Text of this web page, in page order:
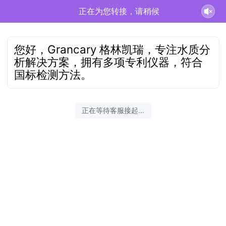
正在为您转接，请稍候
您好，Grancary 格林凯瑞，专注水质分
析解决方案，拥有多项专利仪器，符合
国标检测方法。
正在等待客服接起...